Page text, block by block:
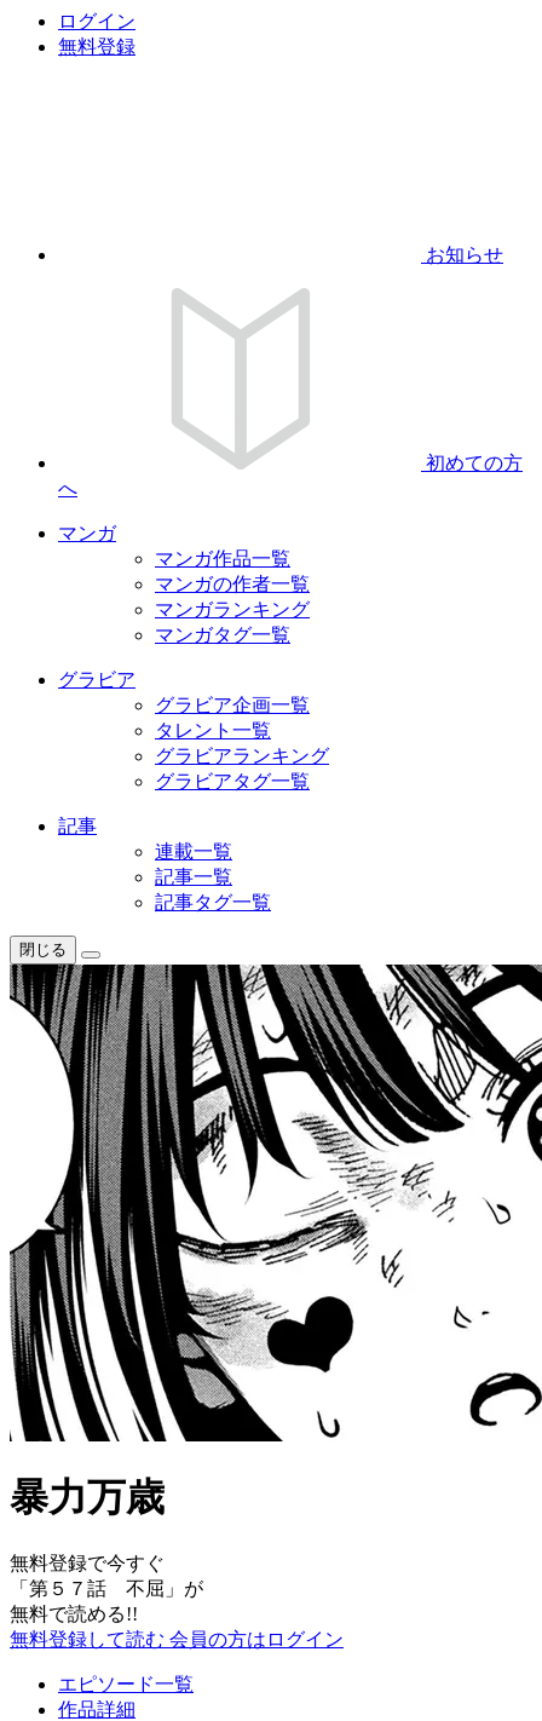
ログイン
無料登録
お知らせ
初めての方
へ
マンガ
マンガ作品一覧
マンガの作者一覧
マンガランキング
マンガタグ一覧
グラビア
グラビア企画一覧
タレント一覧
グラビアランキング
グラビアタグ一覧
記事
連載一覧
記事一覧
記事タグ一覧
閉じる
暴力万歳
無料登録で今すぐ
「 第５７話 不屈 」が
無料で読める!!
無料登録して読む 会員の方はログイン
エピソード一覧
作品詳細